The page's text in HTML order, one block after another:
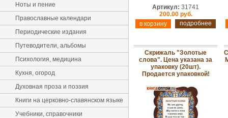
Ноты и пение
Православные календари
Периодические издания
Путеводители, альбомы
Психология, медицина
Кухня, огород
Духовная проза и поэзия
Книги на церковно-славянском языке
Учебники, справочники
Артикул: 31741
200.00 руб.
подробнее
Скрижаль "Золотые
слова". Цена указана за
упаковку (20шт).
Продается упаковкой!